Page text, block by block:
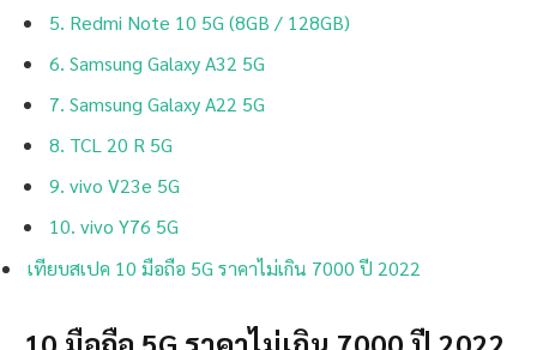
5. Redmi Note 10 5G (8GB / 128GB)
6. Samsung Galaxy A32 5G
7. Samsung Galaxy A22 5G
8. TCL 20 R 5G
9. vivo V23e 5G
10. vivo Y76 5G
เทียบสเปค 10 มือถือ 5G ราคาไม่เกิน 7000 ปี 2022